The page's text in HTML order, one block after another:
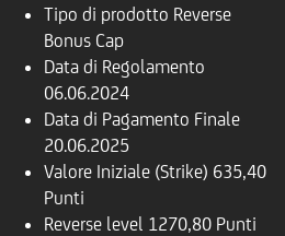
Tipo di prodotto Reverse
Bonus Cap
Data di Regolamento
06.06.2024
Data di Pagamento Finale
20.06.2025
Valore Iniziale (Strike) 635,40
Punti
Reverse level 1270,80 Punti